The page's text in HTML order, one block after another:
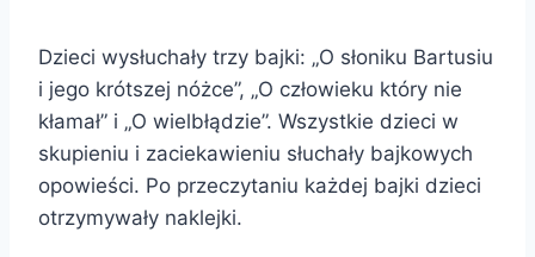
Dzieci wysłuchały trzy bajki: „O słoniku Bartusiu
i jego krótszej nóżce”, „O człowieku który nie
kłamał” i „O wielbłądzie”. Wszystkie dzieci w
skupieniu i zaciekawieniu słuchały bajkowych
opowieści. Po przeczytaniu każdej bajki dzieci
otrzymywały naklejki.